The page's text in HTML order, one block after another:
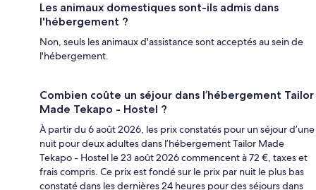
Les animaux domestiques sont-ils admis dans
l'hébergement ?
Non, seuls les animaux d'assistance sont acceptés au sein de
l'hébergement.
Combien coûte un séjour dans l’hébergement Tailor
Made Tekapo - Hostel ?
À partir du 6 août 2026, les prix constatés pour un séjour d’une
nuit pour deux adultes dans l’hébergement Tailor Made
Tekapo - Hostel le 23 août 2026 commencent à 72 €, taxes et
frais compris. Ce prix est fondé sur le prix par nuit le plus bas
constaté dans les dernières 24 heures pour des séjours dans